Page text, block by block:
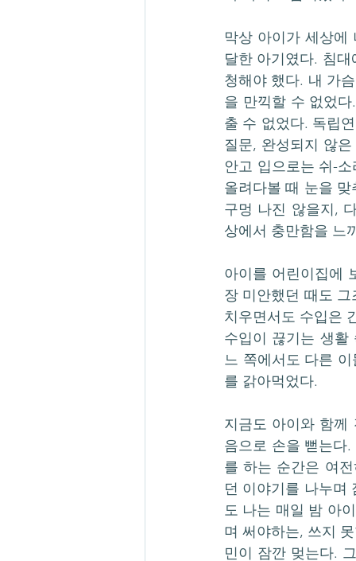
막상 아이가 세상에
달한 아기였다. 침
청해야 했다. 내 가
을 만끽할 수 없었
출 수 없었다. 독립
질문, 완성되지 않
안고 입으로는 쉬-
올려다볼 때 눈을
구멍 나진 않을지,
상에서 충만함을 느
아이를 어린이집에
장 미안했던 때도
치우면서도 수입은
수입이 끊기는 생활
느 쪽에서도 다른
를 갉아먹었다.
지금도 아이와 함께
음으로 손을 뻗는다
를 하는 순간은 여
던 이야기를 나누며
도 나는 매일 밤 아
며 써야하는, 쓰지
민이 잠깐 멎는다.